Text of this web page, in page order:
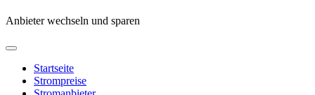
Anbieter wechseln und sparen
Startseite
Strompreise